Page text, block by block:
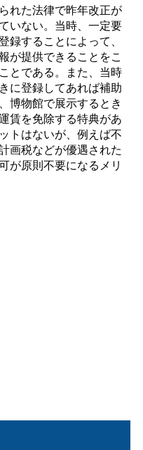
れた法律で昨年改正が
いない。当時、一定要
することによって、
が提供できることをこ
とである。また、当時
に登録してあれば補助
博物館で展示するとき
賃を免除する特典があ
トはないが、例えば不
画税などが優遇された
が原則不要になるメリ